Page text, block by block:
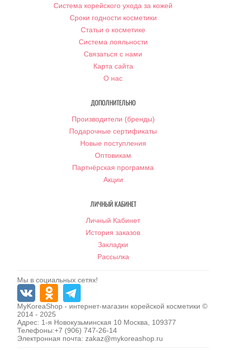
Система корейского ухода за кожей
Сроки годности косметики
Статьи о косметике
Система лояльности
Связаться с нами
Карта сайта
О нас
ДОПОЛНИТЕЛЬНО
Производители (бренды)
Подарочные сертификаты
Новые поступления
Оптовикам
Партнёрская программа
Акции
ЛИЧНЫЙ КАБИНЕТ
Личный Кабинет
История заказов
Закладки
Рассылка
Мы в социальных сетях!
MyKoreaShop - интернет-магазин корейской косметики ©
2014 - 2025
Адрес: 1-я Новокузьминская 10 Москва
109377
Телефоны:+7 (906) 747-26-14
Электронная почта: zakaz@mykoreashop.ru